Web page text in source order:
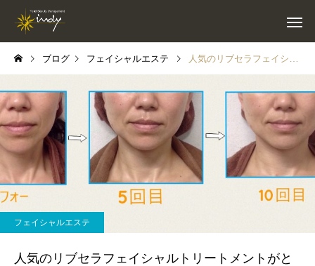
ブログ フェイシャルエステ 人気のリブセラフェイシャルトリートメントがとってもお得なキャンペーンに♪
フェイシャルエステ
人気のリブセラフェイシャルトリートメントがと